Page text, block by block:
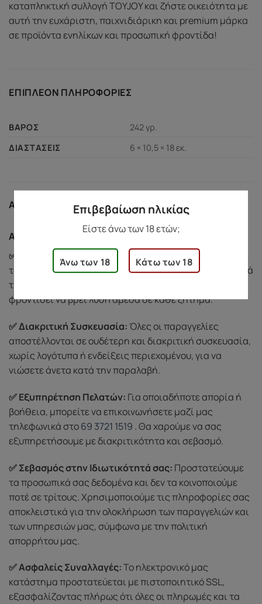
καταπληκτική συλλογή TOYJOY και ζήστε οικειότητα με
αυτή την ευχάριστη, παιχνιδιάρικη και premium μάρκα
σε προϊόντα ενηλίκων και προσωπική φροντίδα!
ΕΠΙΠΛΈΟΝ ΠΛΗΡΟΦΟΡΊΕΣ
ΒΆΡΟΣ
242 γρ.
ΔΙΑΣΤΆΣΕΙΣ
6 × 10,5 × 18 εκ.
ΑΣΦΆΛΕΙΑ ΑΓΟΡΏΝ
Ασφάλεια Αγορών
✅ Προστασία Αγοράς: Αν υπάρξει κάποιο πρόβλημα με
το προϊόν σας (π.χ. ελαττωματικό ή κατεστραμμένο κατά
τη μεταφορά), είμαστε εδώ για εσάς. Η ομάδα μας θα
φροντίσει να βρει λύση άμεσα σε κάθε ζήτημα.
✅ Διακριτική Συσκευασία:Όλες οι παραγγελίες
αποστέλλονται σε ουδέτερη και διακριτική συσκευασία,
χωρίς λογότυπα ή ενδείξεις περιεχομένου, για να
νιώσετε άνετα κατά την παραλαβή.
✅ Εξυπηρέτηση Πελατών: Για οποιαδήποτε απορία ή
βοήθεια, μπορείτε να επικοινωνήσετε μαζί μας
τηλεφωνικά στο69 3721 1519 . Θα χαρούμε να σας
εξυπηρετήσουμε με διακριτικότητα και σεβασμό.
✅ Σεβασμός στην Ιδιωτικότητά σας: Προστατεύουμε
τα προσωπικά σας δεδομένα και δεν τα κοινοποιούμε
ποτέ σε τρίτους. Χρησιμοποιούμε τις πληροφορίες σας
αποκλειστικά για την ολοκλήρωση των παραγγελιών και
των υπηρεσιών μας, σύμφωνα με την πολιτική
απορρήτου μας.
✅ Ασφαλείς Συναλλαγές:Το ηλεκτρονικό μας
κατάστημα προστατεύεται με πιστοποιητικό SSL,
εξασφαλίζοντας πλήρως ότι όλες οι πληρωμές και τα
Επιβεβαίωση ηλικίας
Είστε άνω των 18 ετών;
Άνω των 18 Κάτω των 18